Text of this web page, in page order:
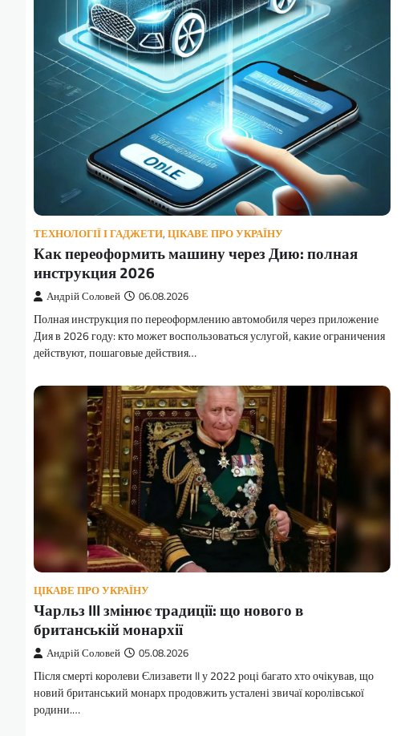
ТЕХНОЛОГІЇ І ГАДЖЕТИ, ЦІКАВЕ ПРО УКРАЇНУ
Как переоформить машину через Дию: полная
инструкция 2026
Андрій Соловей 06.08.2026
Полная инструкция по переоформлению автомобиля через приложение
Дия в 2026 году: кто может воспользоваться услугой, какие ограничения
действуют, пошаговые действия…
ЦІКАВЕ ПРО УКРАЇНУ
Чарльз III змінює традиції: що нового в
британській монархії
Андрій Соловей 05.08.2026
Після смерті королеви Єлизавети II у 2022 році багато хто очікував, що
новий британський монарх продовжить усталені звичаї королівської
родини.…